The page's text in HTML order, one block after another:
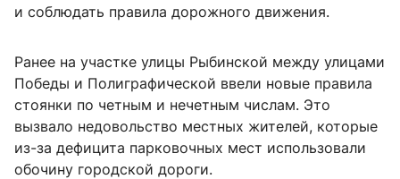
и соблюдать правила дорожного движения.
Ранее на участке улицы Рыбинской между улицами
Победы и Полиграфической ввели новые правила
стоянки по четным и нечетным числам. Это
вызвало недовольство местных жителей, которые
из-за дефицита парковочных мест использовали
обочину городской дороги.